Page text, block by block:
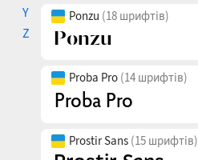
Y
Z
Ponzu (18 шрифтів)
Proba Pro (14 шрифтів)
Prostir Sans (15 шрифтів)